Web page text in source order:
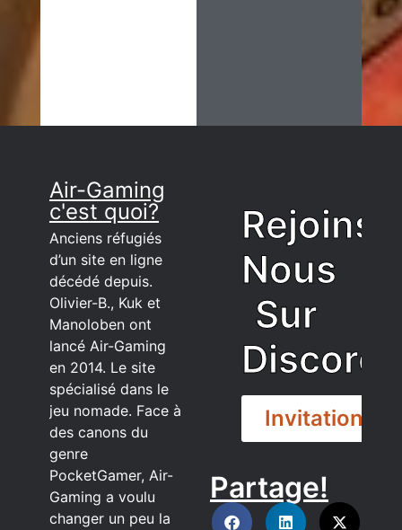
Air-Gaming
c'est quoi?
Anciens réfugiés
d’un site en ligne
décédé depuis.
Olivier-B., Kuk et
Manoloben ont
lancé Air-Gaming
en 2014. Le site
spécialisé dans le
jeu nomade. Face à
des canons du
genre
PocketGamer, Air-
Gaming a voulu
changer un peu la
Rejoins
Nous
Sur
Discord
Invitation
DISCORD
Partage!